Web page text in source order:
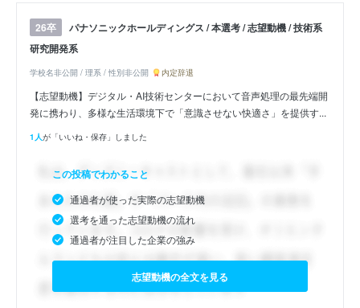
26卒
パナソニックホールディングス / 本選考 / 志望動機 / 技術系
研究開発系
学校名非公開 / 理系 / 性別非公開 内定辞退
【志望動機】デジタル・AI技術センターにおいて音声処理の最先端開
発に携わり、多様な生活環境下で「意識させない快適さ」を提供す...
1人が「いいね・保存」しました
この投稿でわかること
通過者が使った実際の志望動機
選考を通った志望動機の流れ
通過者が注目した企業の強み
志望動機の全文を見る